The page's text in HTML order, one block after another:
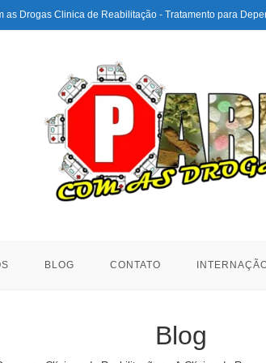
as Drogas Clinica de Reabilitação - Tratamento para
BLOG CONTATO
Blog